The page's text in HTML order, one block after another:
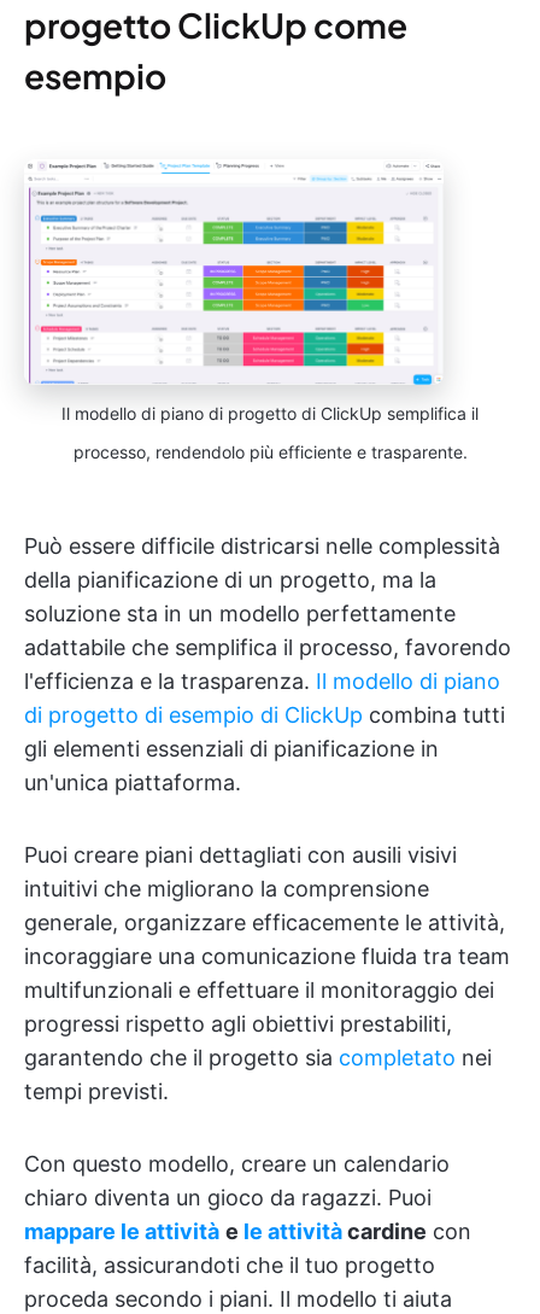
progetto ClickUp come
esempio
Il modello di piano di progetto di ClickUp semplifica il
processo, rendendolo più efficiente e trasparente.
Può essere difficile districarsi nelle complessità
della pianificazione di un progetto, ma la
soluzione sta in un modello perfettamente
adattabile che semplifica il processo, favorendo
l'efficienza e la trasparenza. Il modello di piano
di progetto di esempio di ClickUp combina tutti
gli elementi essenziali di pianificazione in
un'unica piattaforma.
Puoi creare piani dettagliati con ausili visivi
intuitivi che migliorano la comprensione
generale, organizzare efficacemente le attività,
incoraggiare una comunicazione fluida tra team
multifunzionali e effettuare il monitoraggio dei
progressi rispetto agli obiettivi prestabiliti,
garantendo che il progetto sia completato nei
tempi previsti.
Con questo modello, creare un calendario
chiaro diventa un gioco da ragazzi. Puoi
mappare le attività e le attivitàcardine con
facilità, assicurandoti che il tuo progetto
proceda secondo i piani. Il modello ti aiuta